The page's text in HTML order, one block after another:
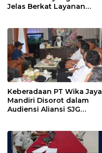
Jelas Berkat Layanan
Keberadaan PT Wika Jaya
Mandiri Disorot dalam
Audiensi Aliansi SJG